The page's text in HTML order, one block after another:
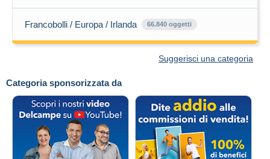
Categoria sponsorizzata da
Francobolli / Europa / Irlanda 66.840 oggetti
Suggerisci una categoria